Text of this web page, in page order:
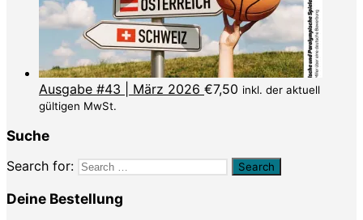
Ausgabe #43 | März 2026 €7,50 inkl. der aktuell
gültigen MwSt.
Suche
Search for:
Deine Bestellung